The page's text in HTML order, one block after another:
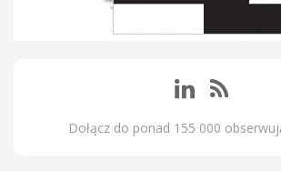
Dołącz do ponad 155 000